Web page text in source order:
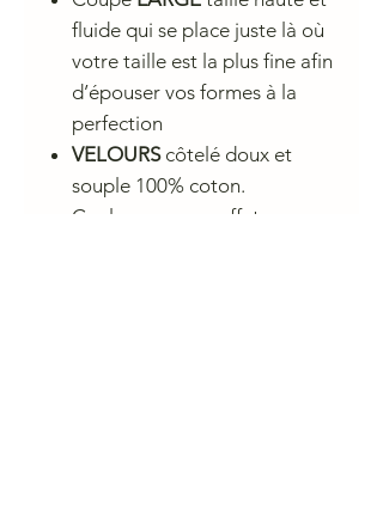
fluide qui se place juste là où
votre taille est la plus fine afin
d’épouser vos formes à la
perfection
VELOURScôtelé doux et
souple 100% coton.
Couleur avec un effet